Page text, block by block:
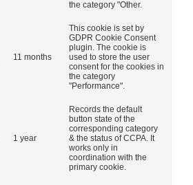
the category "Other.
11 months
This cookie is set by
GDPR Cookie Consent
plugin. The cookie is
used to store the user
consent for the cookies in
the category
"Performance".
1 year
Records the default
button state of the
corresponding category
& the status of CCPA. It
works only in
coordination with the
primary cookie.